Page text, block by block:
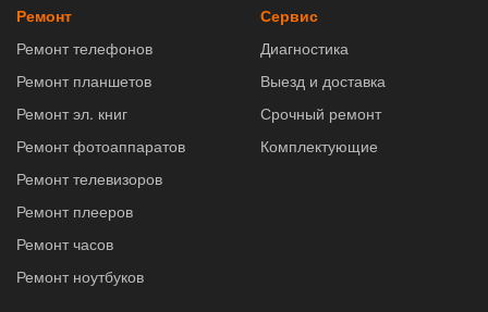
Ремонт
Ремонт телефонов
Ремонт планшетов
Ремонт эл. книг
Ремонт фотоаппаратов
Ремонт телевизоров
Ремонт плееров
Ремонт часов
Ремонт ноутбуков
Сервис
Диагностика
Выезд и доставка
Срочный ремонт
Комплектующие